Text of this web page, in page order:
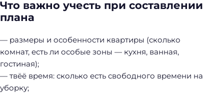
Что важно учесть при составлении
плана
— размеры и особенности квартиры (сколько
комнат, есть ли особые зоны — кухня, ванная,
гостиная);
— твёё время: сколько есть свободного времени на
уборку;